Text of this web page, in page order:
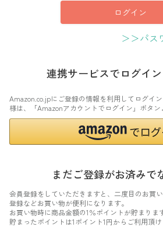
ログイン
＞＞パス
連携サービスでログイ
Amazon.co.jpにご登録の情報を利用してログイ
様は、「Amazonアカウントでログイン」ボタン
まだご登録がお済みで
会員登録をしていただきますと、二度目のお買
登録などお買い物が便利になります。
お買い物時に商品金額の1％ポイントが貯まりま
貯まったポイントは1ポイント1円からご利用頂け